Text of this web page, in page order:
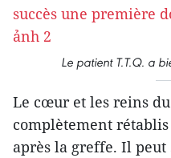
Le patient T.T.Q. a
Le cœur et les reins
complètement
après la greffe. Il peut